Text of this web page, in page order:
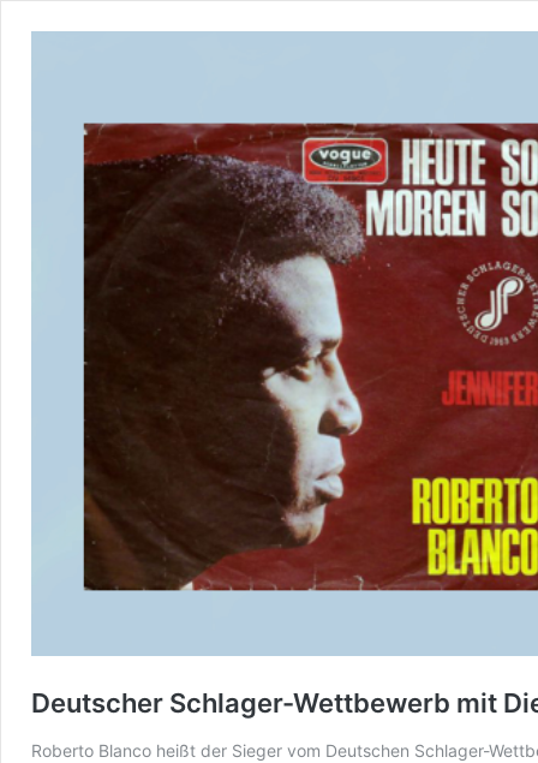
Deutscher Schlager-Wettbewerb mit
Roberto Blanco heißt der Sieger vom Deutschen Schlager-